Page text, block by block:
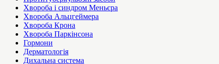
Хвороба і синдром Меньєра
Хвороба Альцгеймера
Хвороба Крона
Хвороба Паркінсона
Гормони
Дерматологія
Дихальна система